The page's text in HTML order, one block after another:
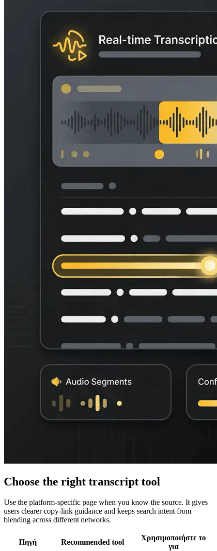
Choose the right transcript tool
Use the platform-specific page when you know the source. It gives
users clearer copy-link guidance and keeps search intent from
blending across different networks.
Πηγή Recommended tool
Χρησιμοποιήστε το
για